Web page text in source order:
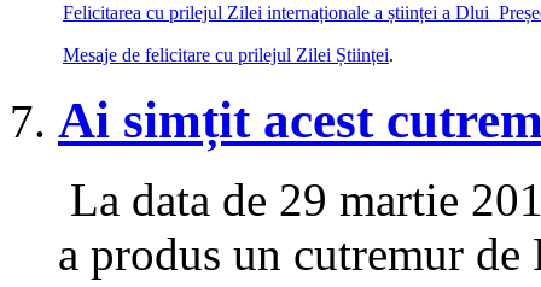
Felicitarea cu prilejul Zilei internaționale a științei a Dlui
Mesaje de felicitare cu prilejul Zilei Științei.
Ai simțit acest
La data de 29 martie
a produs un cutremur de